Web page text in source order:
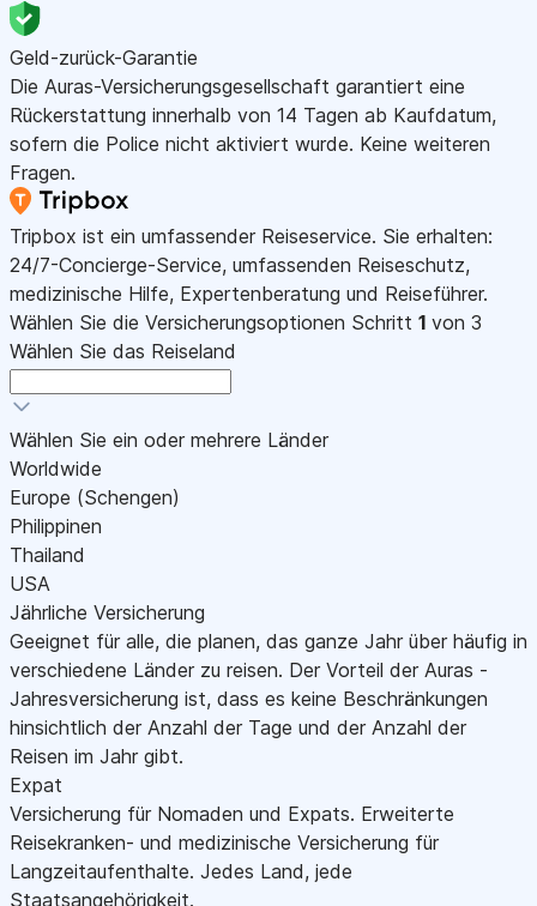
Geld-zurück-Garantie
Die Auras-Versicherungsgesellschaft garantiert eine
Rückerstattung innerhalb von 14 Tagen ab Kaufdatum,
sofern die Police nicht aktiviert wurde. Keine weiteren
Fragen.
Tripbox ist ein umfassender Reiseservice. Sie erhalten:
24/7-Concierge-Service, umfassenden Reiseschutz,
medizinische Hilfe, Expertenberatung und Reiseführer.
Wählen Sie die Versicherungsoptionen Schritt 1 von 3
Wählen Sie das Reiseland
Wählen Sie ein oder mehrere Länder
Worldwide
Europe (Schengen)
Philippinen
Thailand
USA
Jährliche Versicherung
Geeignet für alle, die planen, das ganze Jahr über häufig in
verschiedene Länder zu reisen. Der Vorteil der Auras -
Jahresversicherung ist, dass es keine Beschränkungen
hinsichtlich der Anzahl der Tage und der Anzahl der
Reisen im Jahr gibt.
Expat
Versicherung für Nomaden und Expats. Erweiterte
Reisekranken- und medizinische Versicherung für
Langzeitaufenthalte. Jedes Land, jede
Staatsangehörigkeit.